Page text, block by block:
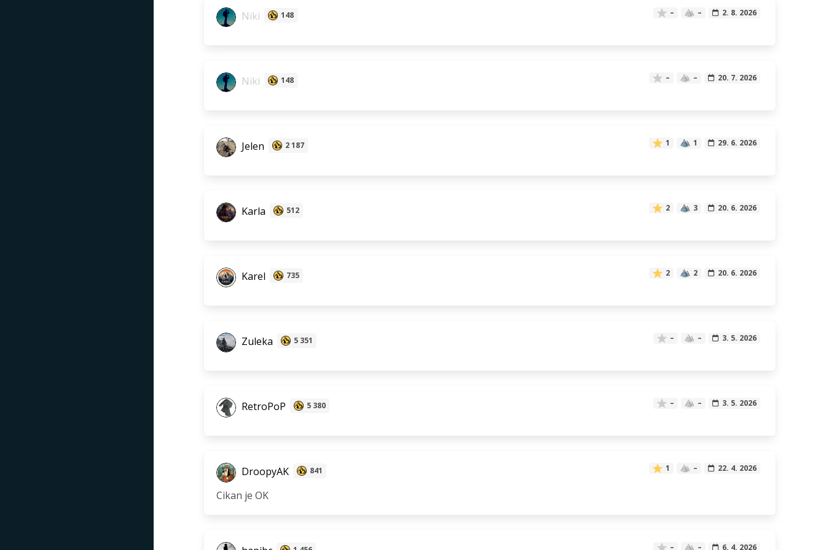
Niki 148 – – 2. 8. 2026
Niki 148 – – 20. 7. 2026
Jelen 2 187 1 1 29. 6. 2026
Karla 512 2 3 20. 6. 2026
Karel 735 2 2 20. 6. 2026
Zuleka 5 351 – – 3. 5. 2026
RetroPoP 5 380 – – 3. 5. 2026
DroopyAK 841 1 – 22. 4. 2026
Cikan je OK
– – 6. 4. 2026